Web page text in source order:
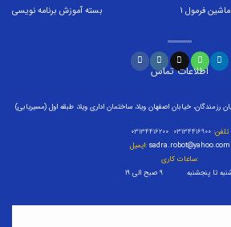
بستهآموزش برنامه نویسی فرمول
اطلاعات تماس
رزمندگان، خیابان اصفهان ویلا، ساختمان اداری ویلا، طبقه اول (مسیریابی)
تلفن:
ایمیل: sadra.robot@yahoo.com
ساعات کاری: